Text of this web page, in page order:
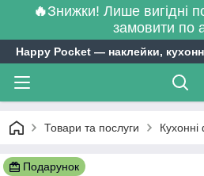
🔥Знижки! Лише вигідні
замовити по
Happy Pocket ― наклейки,
Товари та послуги
Подарунок